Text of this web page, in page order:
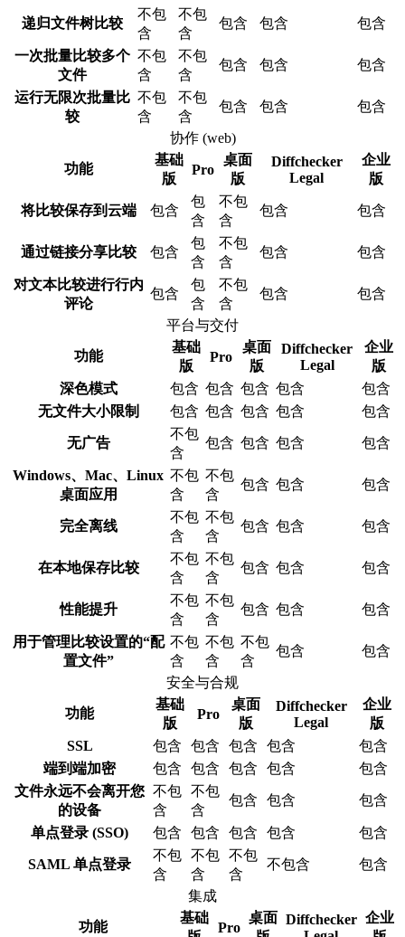
递归文件树比较
不包
含
不包
含
包含 包含 包含
一次批量比较多个
文件
不包
含
不包
含
包含 包含 包含
运行无限次批量比
较
不包
含
不包
含
包含 包含 包含
协作 (web)
功能
基础
版
Pro
桌面
版
Diffchecker
Legal
企业
版
将比较保存到云端 包含
包
含
不包
含
包含 包含
通过链接分享比较 包含
包
含
不包
含
包含 包含
对文本比较进行行内
评论
包含
包
含
不包
含
包含 包含
平台与交付
功能
基础
版
Pro
桌面
版
Diffchecker
Legal
企业
版
深色模式
包含 包含 包含 包含
包含
无文件大小限制
包含 包含 包含 包含 包含
无广告
不包
含
包含 包含 包含 包含
Windows、Mac、Linux
桌面应用
不包
含
不包
含
包含 包含 包含
完全离线
不包
含
不包
含
包含 包含 包含
在本地保存比较
不包
含
不包
含
包含 包含 包含
性能提升
不包
含
不包
含
包含 包含 包含
用于管理比较设置的“配
置文件”
不包
含
不包
含
不包
含
包含 包含
安全与合规
功能
基础
版
Pro
桌面
版
Diffchecker
Legal
企业
版
SSL
包含 包含 包含 包含
包含
端到端加密
包含 包含 包含 包含
包含
文件永远不会离开您
的设备
不包
含
不包
含
包含 包含 包含
单点登录 (SSO) 包含 包含 包含 包含 包含
SAML 单点登录
不包
含
不包
含
不包
含
不包含 包含
集成
功能
基础
Pro
桌面 Diffchecker 企业